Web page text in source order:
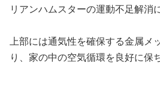
リアンハムスターの運動不足解消
上部には通気性を確保する金属メ
り、家の中の空気循環を良好に保